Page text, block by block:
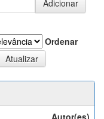
Ordenar
Autor(es)